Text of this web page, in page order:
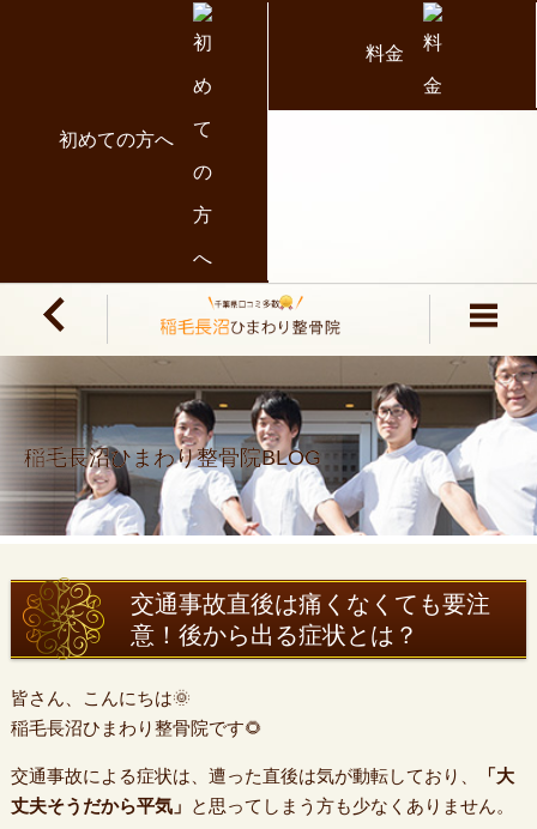
初めての方へ
料金
稲毛長沼ひまわり整骨院BLOG
交通事故直後は痛くなくても要注
意！後から出る症状とは？
皆さん、こんにちは🌞
稲毛長沼ひまわり整骨院です🌻
交通事故による症状は、遭った直後は気が動転しており、
「大
丈夫そうだから平気」 と思ってしまう方も少なくありません。